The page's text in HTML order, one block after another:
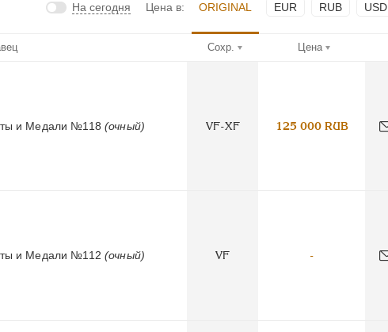
На сегодня Цена в: ORIGINAL EUR RUB USD
Сохр. Цена
и Медали №118 (очный) VF-XF 125 000 RUB
и Медали №112 (очный) VF -